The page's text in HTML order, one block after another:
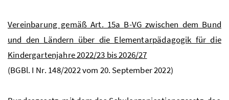
Vereinbarung gemäßArt. 15a B-VG zwischen dem Bund
und den Ländern über die Elementarpädagogik für die
Kindergartenjahre 2022/23 bis 2026/27
(BGBl. I Nr. 148/2022 vom 20. September 2022)